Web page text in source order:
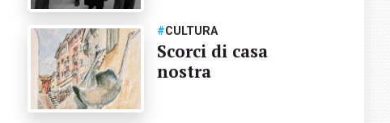
#CULTURA
Scorci di casa
nostra